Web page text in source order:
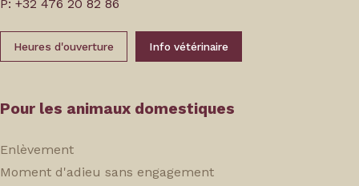
P: +32 476 20 82 86
Heures d'ouverture Info vétérinaire
Pour les animaux domestiques
Enlèvement
Moment d'adieu sans engagement